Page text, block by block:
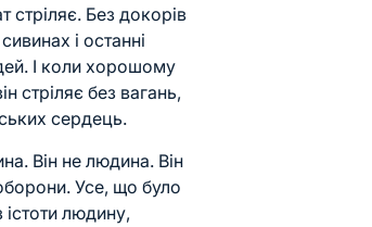
стріляє. Без докорів
і останні
І коли хорошому
стріляє без вагань,
сердець.
Він не людина. Він
Усе, що було
людину,